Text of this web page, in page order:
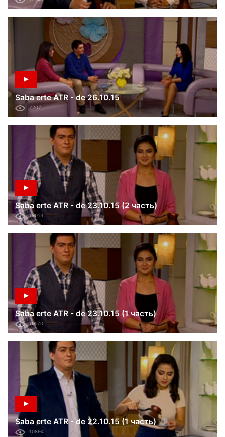
Saba erte ATR - de 26.10.15
7207
Saba erte ATR - de 23.10.15 (2 часть)
12013
Saba erte ATR - de 23.10.15 (1 часть)
10170
Saba erte ATR - de 22.10.15 (1 часть)
10894